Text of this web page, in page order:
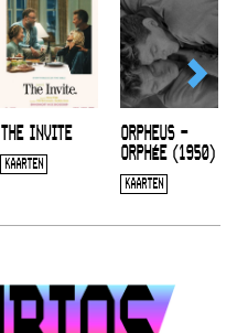
THE INVITE
KAARTEN
ORPHEUS –
ORPHÉE (1950)
KAARTEN